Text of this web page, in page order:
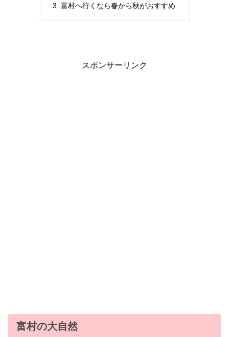
富村へ行くなら春から秋がおすすめ
スポンサーリンク
富村の大自然